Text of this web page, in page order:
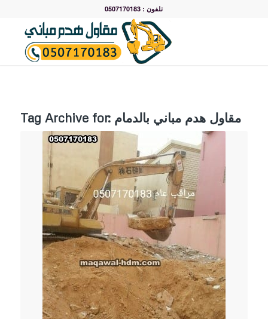
تلفون : 0507170183
Tag Archive for: مقاول هدم مباني بالدمام